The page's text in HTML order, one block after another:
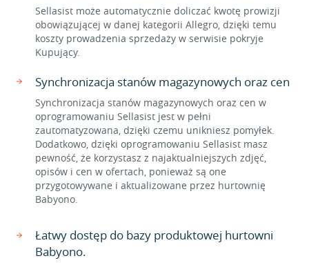
Sellasist może automatycznie doliczać kwotę prowizji
obowiązującej w danej kategorii Allegro, dzięki temu
koszty prowadzenia sprzedaży w serwisie pokryje
Kupujący.
Synchronizacja stanów magazynowych oraz cen
Synchronizacja stanów magazynowych oraz cen w
oprogramowaniu Sellasist jest w pełni
zautomatyzowana, dzięki czemu unikniesz pomyłek.
Dodatkowo, dzięki oprogramowaniu Sellasist masz
pewność, że korzystasz z najaktualniejszych zdjęć,
opisów i cen w ofertach, ponieważ są one
przygotowywane i aktualizowane przez hurtownię
Babyono.
Łatwy dostęp do bazy produktowej hurtowni
Babyono.